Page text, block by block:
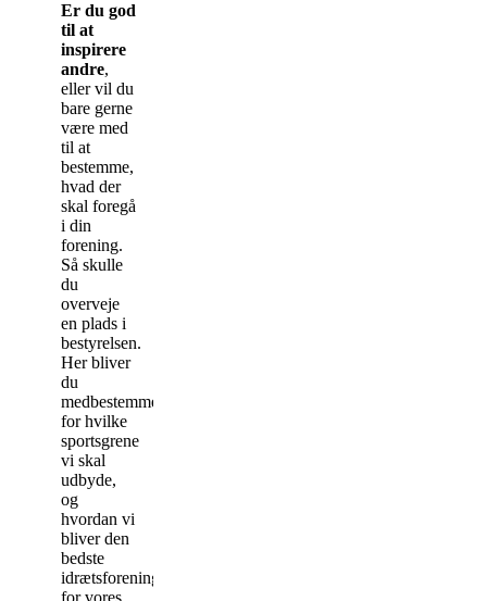
Er du god
til at
inspirere
andre,
eller vil du
bare gerne
være med
til at
bestemme,
hvad der
skal foregå
i din
forening.
Så skulle
du
overveje
en plads i
bestyrelsen.
Her bliver
du
medbestemmende
for hvilke
sportsgrene
vi skal
udbyde,
og
hvordan vi
bliver den
bedste
idrætsforening